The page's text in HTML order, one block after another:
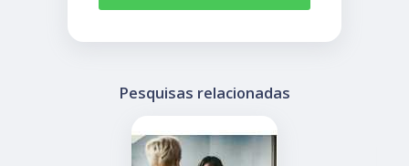
Pesquisas relacionadas